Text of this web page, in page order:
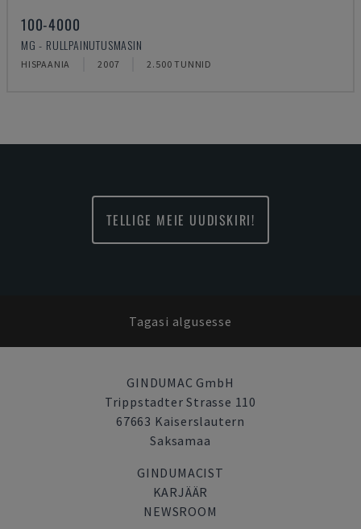
100-4000
MG - RULLPAINUTUSMASIN
HISPAANIA 2007 2.500 TUNNID
TELLIGE MEIE UUDISKIRI!
Tagasi algusesse
GINDUMAC GmbH
Trippstadter Strasse 110
67663 Kaiserslautern
Saksamaa
GINDUMACIST
KARJÄÄR
NEWSROOM